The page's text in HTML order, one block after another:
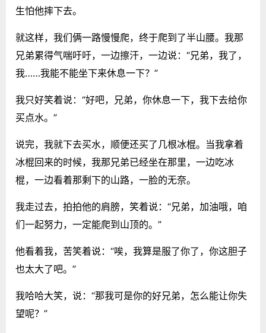
生怕他摔下去。
就这样，我们俩一路慢慢爬，终于爬到了半山腰。我那
兄弟累得气喘吁吁，一边擦汗，一边说：“兄弟，我了，
我……我能不能坐下来休息一下？”
我只好笑着说：“好吧，兄弟，你休息一下，我下去给你
买点水。”
说完，我就下去买水，顺便还买了几根冰棍。当我拿着
冰棍回来的时候，我那兄弟已经坐在那里，一边吃冰
棍，一边看着那剩下的山路，一脸的无奈。
我走过去，拍拍他的肩膀，笑着说：“兄弟，加油哦，咱
们一起努力，一定能爬到山顶的。”
他看着我，苦笑着说：“唉，我算是服了你了，你这胆子
也太大了吧。”
我哈哈大笑，说：“那我可是你的好兄弟，怎么能让你失
望呢？”